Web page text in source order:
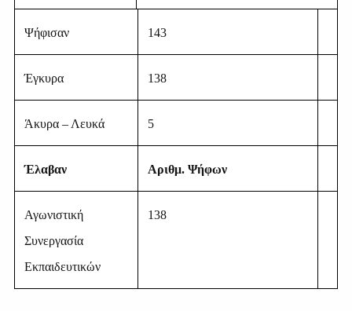
Ψήφισαν 143
Έγκυρα 138
Άκυρα – Λευκά 5
Έλαβαν Αριθμ. Ψήφων
Αγωνιστική
Συνεργασία
Εκπαιδευτικών
138